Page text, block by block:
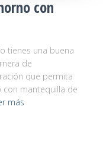
con
tienes una buena
de
que permita
con mantequilla de
más